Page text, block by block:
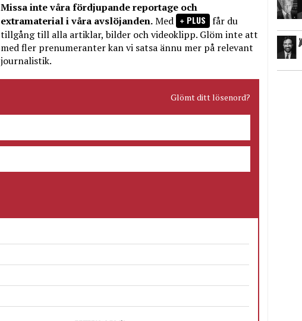
Missa inte våra fördjupande reportage och
extramaterial i våra avslöjanden.Med PLUS får du
tillgång till alla artiklar, bilder och videoklipp. Glöm inte att
med fler prenumeranter kan vi satsa ännu mer på relevant
journalistik.
Glömt ditt lösenord?